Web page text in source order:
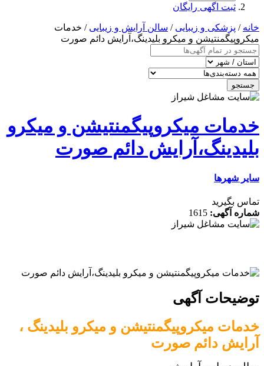
اگهی رایگان
و زیبایی /سالن آرایش و زیبایی / خدمات
و میکرو بلیدینگ،آرایش دائم صورت
میکروپیگمنتیشن و میکرو
دائم صورت
1615
آگهی
میکروپیگمنتیشن و میکرو بلیدینگ ،
دائم صورت